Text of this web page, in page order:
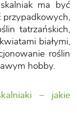
ma być
przypadkowych,
tatrzańskich,
białymi,
roślin
hobby.
– jakie